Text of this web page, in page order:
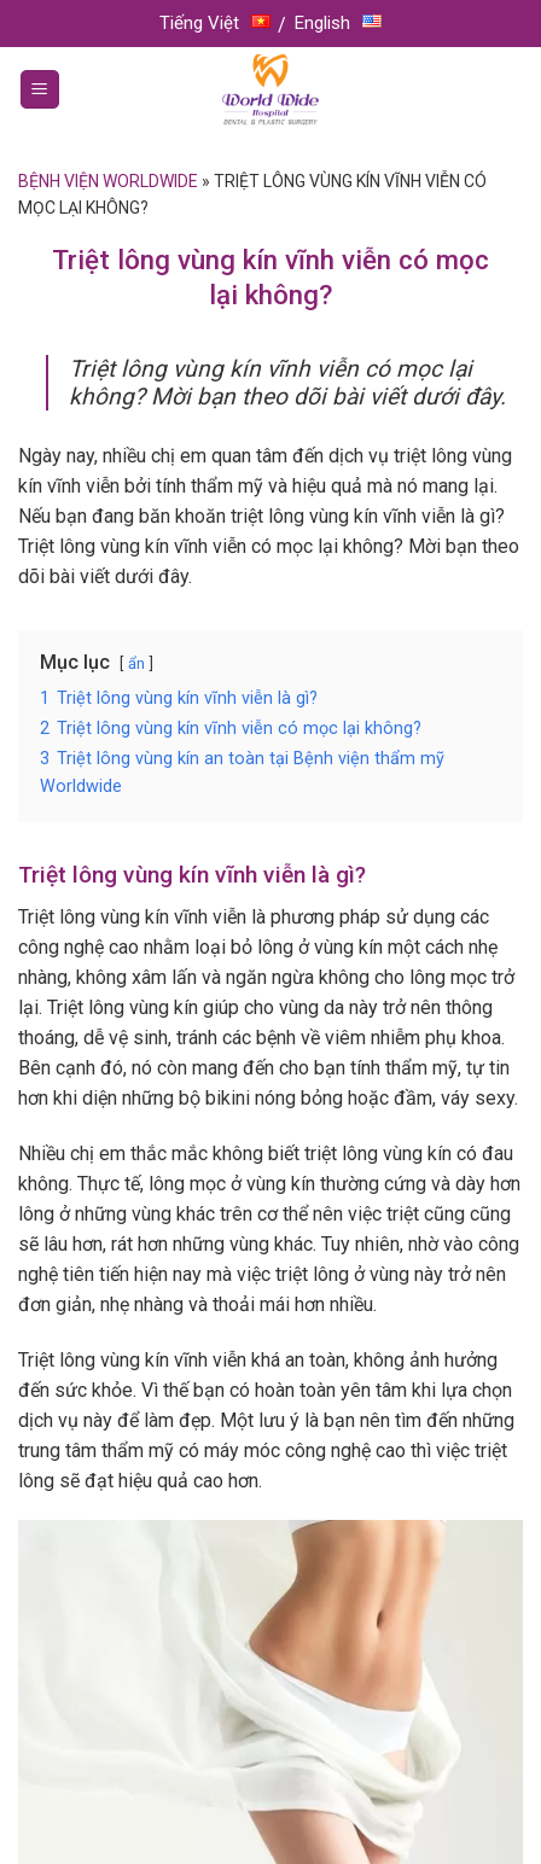
to
content
Tiếng Việt English
BỆNH VIỆN WORLDWIDE » TRIỆT LÔNG VÙNG KÍN VĨNH VIỄN CÓ
MỌC LẠI KHÔNG?
Triệt lông vùng kín vĩnh viễn có mọc
lại không?
Triệt lông vùng kín vĩnh viễn có mọc lại
không? Mời bạn theo dõi bài viết dưới đây.
Ngày nay, nhiều chị em quan tâm đến dịch vụ triệt lông vùng
kín vĩnh viễn bởi tính thẩm mỹ và hiệu quả mà nó mang lại.
Nếu bạn đang băn khoăn triệt lông vùng kín vĩnh viễn là gì?
Triệt lông vùng kín vĩnh viễn có mọc lại không? Mời bạn theo
dõi bài viết dưới đây.
Mục lục ẩn
1 Triệt lông vùng kín vĩnh viễn là gì?
2 Triệt lông vùng kín vĩnh viễn có mọc lại không?
3 Triệt lông vùng kín an toàn tại Bệnh viện thẩm mỹ
Worldwide
Triệt lông vùng kín vĩnh viễn là gì?
Triệt lông vùng kín vĩnh viễn là phương pháp sử dụng các
công nghệ cao nhằm loại bỏ lông ở vùng kín một cách nhẹ
nhàng, không xâm lấn và ngăn ngừa không cho lông mọc trở
lại. Triệt lông vùng kín giúp cho vùng da này trở nên thông
thoáng, dễ vệ sinh, tránh các bệnh về viêm nhiễm phụ khoa.
Bên cạnh đó, nó còn mang đến cho bạn tính thẩm mỹ, tự tin
hơn khi diện những bộ bikini nóng bỏng hoặc đầm, váy sexy.
Nhiều chị em thắc mắc không biết triệt lông vùng kín có đau
không. Thực tế, lông mọc ở vùng kín thường cứng và dày hơn
lông ở những vùng khác trên cơ thể nên việc triệt cũng cũng
sẽ lâu hơn, rát hơn những vùng khác. Tuy nhiên, nhờ vào công
nghệ tiên tiến hiện nay mà việc triệt lông ở vùng này trở nên
đơn giản, nhẹ nhàng và thoải mái hơn nhiều.
Triệt lông vùng kín vĩnh viễn khá an toàn, không ảnh hưởng
đến sức khỏe. Vì thế bạn có hoàn toàn yên tâm khi lựa chọn
dịch vụ này để làm đẹp. Một lưu ý là bạn nên tìm đến những
trung tâm thẩm mỹ có máy móc công nghệ cao thì việc triệt
lông sẽ đạt hiệu quả cao hơn.